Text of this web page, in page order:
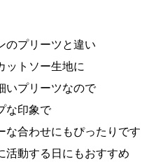
のプリーツと違い
ットソー生地に
いプリーツなので
な印象で
な合わせにもぴったりです
活動する日にもおすすめ